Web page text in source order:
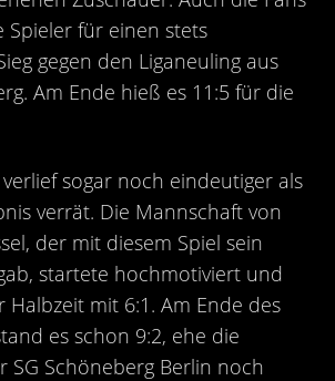
Fotos
Videos
Spieler für einen stets
gegen den Liganeuling aus
Am Ende hieß es 11:5 für die
sogar noch eindeutiger als
verrät. Die Mannschaft von
der mit diesem Spiel sein
startete hochmotiviert und
mit 6:1. Am Ende des
es schon 9:2, ehe die
SG Schöneberg Berlin noch